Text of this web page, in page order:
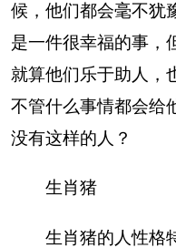
候，他们都会毫不犹
是一件很幸福的事，
就算他们乐于助人，
不管什么事情都会给
没有这样的人？
生肖猪
生肖猪的人性格特